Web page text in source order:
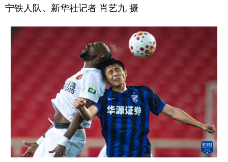
地方频道
天津 河北
吉林
安徽 福建 江西
河南 湖北 湖南
广东 广西 海南
四川 贵州 云南 西藏
宁铁人队。新华社记者 肖艺九 摄